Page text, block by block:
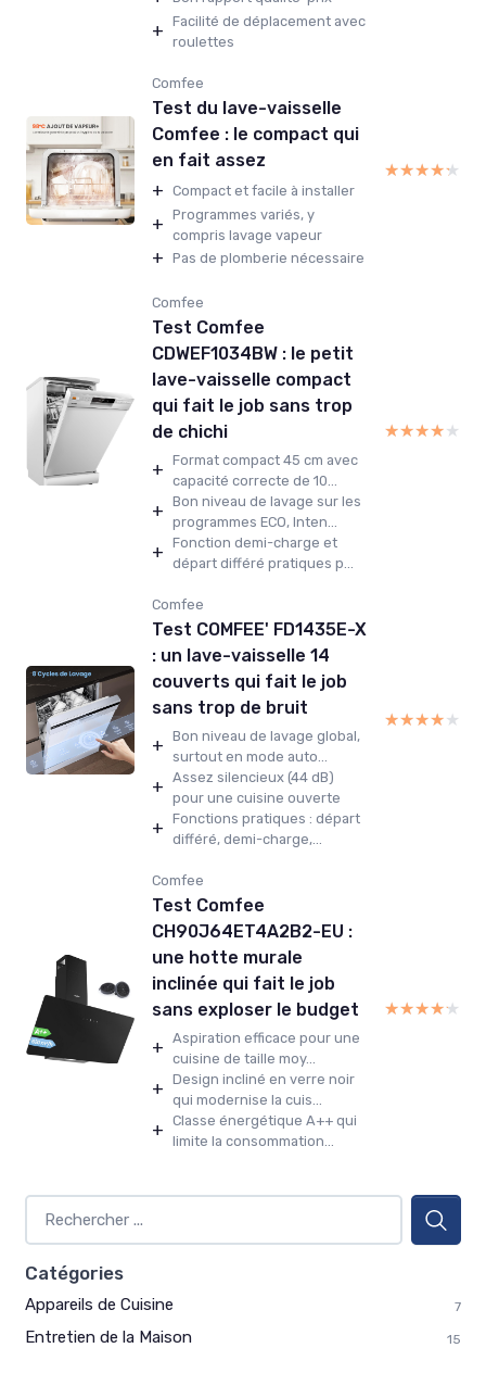
+ Facilité de déplacement avec
roulettes
Comfee
Test du lave-vaisselle
Comfee : le compact qui
en fait assez
+ Compact et facile à installer
+ Programmes variés, y
compris lavage vapeur
+ Pas de plomberie nécessaire
★★★★★
★★★★★
Comfee
Test Comfee
CDWEF1034BW : le petit
lave-vaisselle compact
qui fait le job sans trop
de chichi
+ Format compact 45 cm avec
capacité correcte de 10...
+ Bon niveau de lavage sur les
programmes ECO, Inten...
+ Fonction demi-charge et
départ différé pratiques p...
★★★★★
★★★★★
Comfee
Test COMFEE' FD1435E-X
: un lave-vaisselle 14
couverts qui fait le job
sans trop de bruit
+ Bon niveau de lavage global,
surtout en mode auto...
+ Assez silencieux (44 dB)
pour une cuisine ouverte
+ Fonctions pratiques : départ
différé, demi-charge,...
★★★★★
★★★★★
Comfee
Test Comfee
CH90J64ET4A2B2-EU :
une hotte murale
inclinée qui fait le job
sans exploser le budget
+ Aspiration efficace pour une
cuisine de taille moy...
+ Design incliné en verre noir
qui modernise la cuis...
+ Classe énergétique A++ qui
limite la consommation...
★★★★★
★★★★★
Catégories
Appareils de Cuisine 7
Entretien de la Maison 15